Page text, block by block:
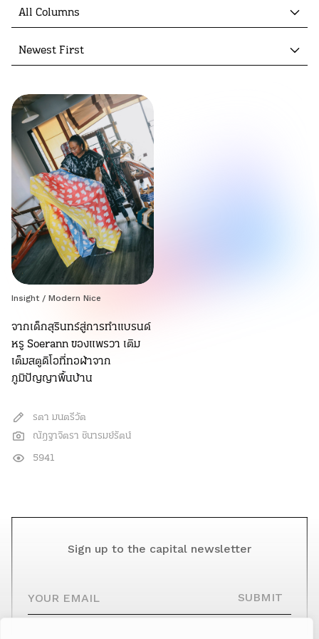
All Columns
Newest First
Insight / Modern Nice
จากเด็กสุรินทร์สู่การทำแบรนด์
หรู Soerann ของแพรวา เติม
เต็มสตูดิโอที่ทอผ้าจาก
ภูมิปัญญาพื้นบ้าน
รตา มนตรีวัต
ณัฎฐาจิตรา ชินารมย์รัตน์
5941
Sign up to the capital newsletter
SUBMIT